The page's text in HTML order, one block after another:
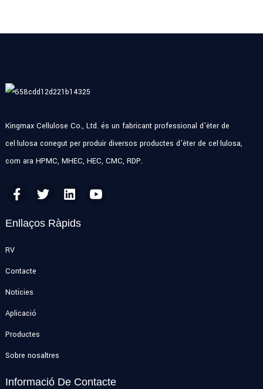
Kingmax Cellulose Co., Ltd. és un fabricant professional d'èter de
cel·lulosa conegut per produir diversos productes d'èter de cel·lulosa,
com ara HPMC, MHEC, HEC, CMC, RDP.
Enllaços Ràpids
RV
Contacte
Notícies
Aplicació
Productes
Sobre nosaltres
Informació De Contacte